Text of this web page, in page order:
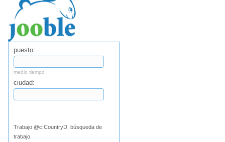
puesto:
medio tiempo
ciudad:
Trabajo @c:CountryD, búsqueda de
trabajo